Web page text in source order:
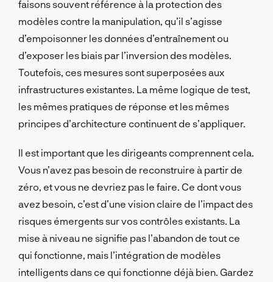
faisons souvent référence à la protection des
modèles contre la manipulation, qu’il s’agisse
d’empoisonner les données d’entraînement ou
d’exposer les biais par l’inversion des modèles.
Toutefois, ces mesures sont superposées aux
infrastructures existantes. La même logique de test,
les mêmes pratiques de réponse et les mêmes
principes d’architecture continuent de s’appliquer.
Il est important que les dirigeants comprennent cela.
Vous n’avez pas besoin de reconstruire à partir de
zéro, et vous ne devriez pas le faire. Ce dont vous
avez besoin, c’est d’une vision claire de l’impact des
risques émergents sur vos contrôles existants. La
mise à niveau ne signifie pas l’abandon de tout ce
qui fonctionne, mais l’intégration de modèles
intelligents dans ce qui fonctionne déjà bien. Gardez